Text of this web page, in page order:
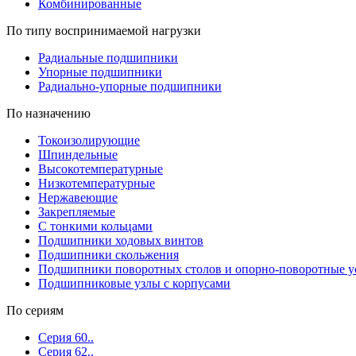
Комбинированные
По типу воспринимаемой нагрузки
Радиальные подшипники
Упорные подшипники
Радиально-упорные подшипники
По назначению
Токоизолирующие
Шпиндельные
Высокотемпературные
Низкотемпературные
Нержавеющие
Закрепляемые
С тонкими кольцами
Подшипники ходовых винтов
Подшипники скольжения
Подшипники поворотных столов и опорно-поворотные
Подшипниковые узлы с корпусами
По сериям
Серия 60..
Серия 62..